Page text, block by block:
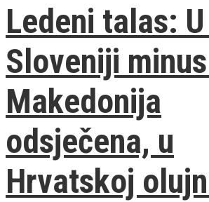
Ledeni talas:
Sloveniji
Makedonija
odsječena, u
Hrvatskoj